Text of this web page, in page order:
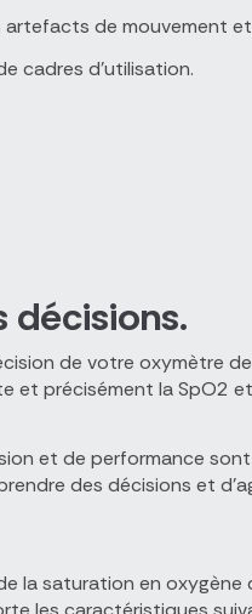
de mouvement
cadres d’utilisation.
décisions.
de votre oxymètre
et précisément la SpO2
et de performance
des décisions et
la saturation en